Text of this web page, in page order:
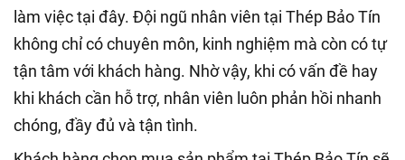
làm việc tại đây. Đội ngũ nhân viên tại Thép Bảo Tín
không chỉ có chuyên môn, kinh nghiệm mà còn có tự
tận tâm với khách hàng. Nhờ vậy, khi có vấn đề hay
khi khách cần hỗ trợ, nhân viên luôn phản hồi nhanh
chóng, đầy đủ và tận tình.